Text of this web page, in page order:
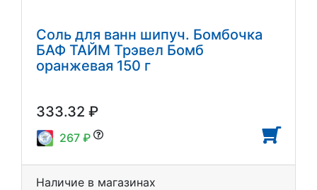
Соль для ванн шипуч. Бомбочка
БАФ ТАЙМ Трэвел Бомб
оранжевая 150 г
333.32 ₽
267 ₽
Наличие в магазинах